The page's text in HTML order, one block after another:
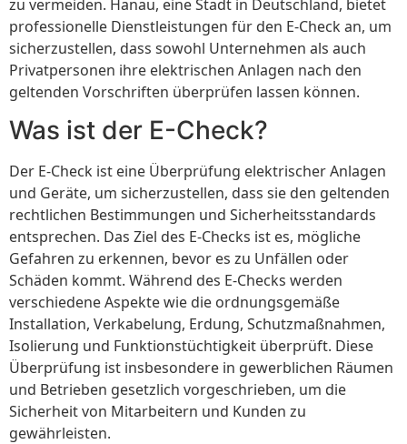
zu vermeiden. Hanau, eine Stadt in Deutschland, bietet
professionelle Dienstleistungen für den E-Check an, um
sicherzustellen, dass sowohl Unternehmen als auch
Privatpersonen ihre elektrischen Anlagen nach den
geltenden Vorschriften überprüfen lassen können.
Was ist der E-Check?
Der E-Check ist eine Überprüfung elektrischer Anlagen
und Geräte, um sicherzustellen, dass sie den geltenden
rechtlichen Bestimmungen und Sicherheitsstandards
entsprechen. Das Ziel des E-Checks ist es, mögliche
Gefahren zu erkennen, bevor es zu Unfällen oder
Schäden kommt. Während des E-Checks werden
verschiedene Aspekte wie die ordnungsgemäße
Installation, Verkabelung, Erdung, Schutzmaßnahmen,
Isolierung und Funktionstüchtigkeit überprüft. Diese
Überprüfung ist insbesondere in gewerblichen Räumen
und Betrieben gesetzlich vorgeschrieben, um die
Sicherheit von Mitarbeitern und Kunden zu
gewährleisten.